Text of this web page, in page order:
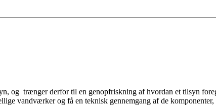
og trænger derfor til en genopfriskning af hvordan et tilsyn
vandværker og få en teknisk gennemgang af de